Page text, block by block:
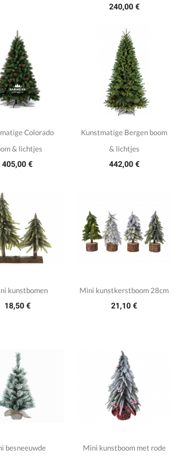
240,00 €
Colorado
& lichtjes
405,00 €
Kunstmatige Bergen boom
& lichtjes
442,00 €
kunstbomen
18,50 €
Mini kunstkerstboom 28cm
21,10 €
besneeuwde
Mini kunstboom met rode